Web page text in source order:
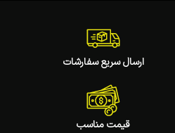
ارسال سریع سفارشات
قیمت مناسب